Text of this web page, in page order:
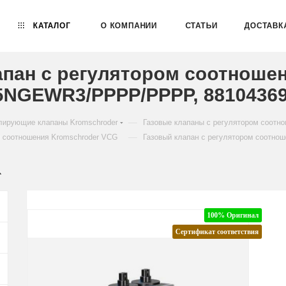
КАТАЛОГ О КОМПАНИИ СТАТЬИ
с регулятором
PPPP/PPPP,
клапаны Kromschroder Газовые клапаны с регулятором
Kromschroder VCG Газовый клапан с регулятором
100% Оригинал
Сертификат соответствия